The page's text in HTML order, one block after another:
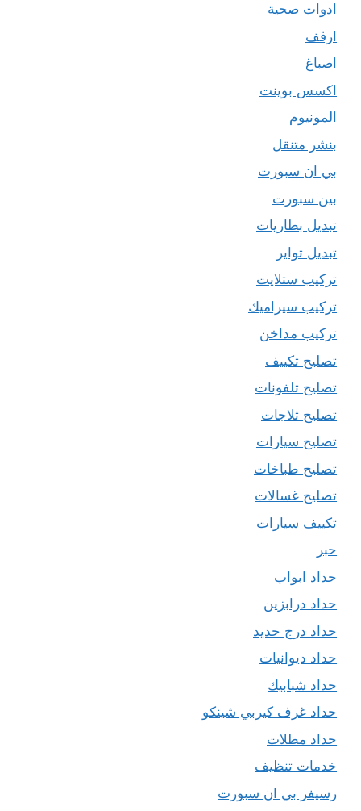
ادوات صحية
ارفف
اصباغ
اكسس بوينت
المونيوم
بنشر متنقل
بي ان سبورت
بين سبورت
تبديل بطاريات
تبديل تواير
تركيب ستلايت
تركيب سيراميك
تركيب مداخن
تصليح تكييف
تصليح تلفونات
تصليح ثلاجات
تصليح سيارات
تصليح طباخات
تصليح غسالات
تكييف سيارات
حبر
حداد ابواب
حداد درابزين
حداد درج حديد
حداد ديوانيات
حداد شبابيك
حداد غرف كيربي شينكو
حداد مظلات
خدمات تنظيف
رسيفر بي ان سبورت